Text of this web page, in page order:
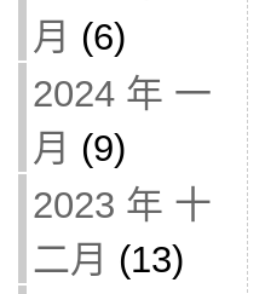
月 (6)
2024 年 一
月 (9)
2023 年 十
二月 (13)